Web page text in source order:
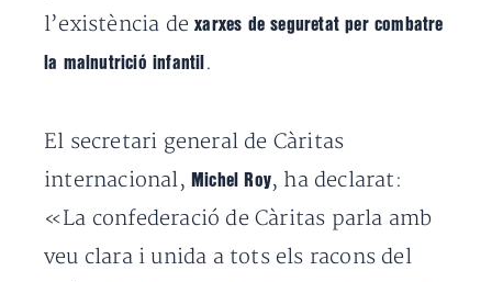
l’existència dexarxes de seguretat per combatre
la malnutrició infantil .
El secretari general de Càritas
internacional, Michel Roy, ha declarat:
«La confederació de Càritas parla amb
veu clara i unida a tots els racons del